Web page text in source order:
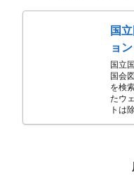
国
ョン
国立
国会
を検
たウ
トは除